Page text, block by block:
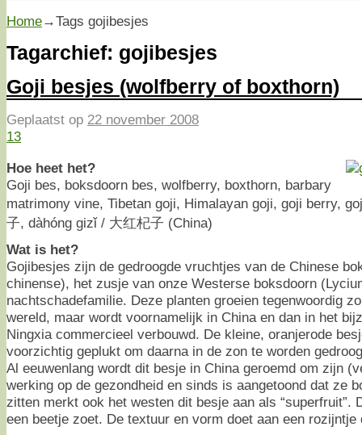
Home→Tags gojibesjes
Tagarchief: gojibesjes
Goji besjes (wolfberry of boxthorn)
Geplaatst op 22 november 2008
13
Hoe heet het?
Goji bes, boksdoorn bes, wolfberry, boxthorn, barbary
matrimony vine, Tibetan goji, Himalayan goji, goji berry,
子, dàhóng gizǐ / 大红杞子 (China)
Wat is het?
Gojibesjes zijn de gedroogde vruchtjes van de Chinese
chinense), het zusje van onze Westerse boksdoorn
nachtschadefamilie. Deze planten groeien tegenwoordig
wereld, maar wordt voornamelijk in China en dan in het
Ningxia commercieel verbouwd. De kleine, oranjerode
voorzichtig geplukt om daarna in de zon te worden
Al eeuwenlang wordt dit besje in China geroemd om zijn
werking op de gezondheid en sinds is aangetoond dat ze
zitten merkt ook het westen dit besje aan als “superfruit”.
een beetje zoet. De textuur en vorm doet aan een rozijntje